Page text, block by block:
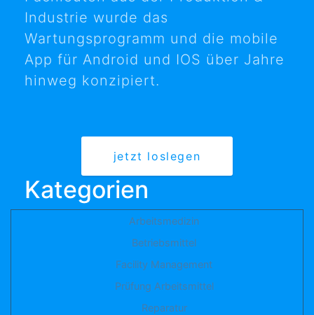
Industrie wurde das
Wartungsprogramm und die mobile
App für Android und IOS über Jahre
hinweg konzipiert.
jetzt loslegen
Kategorien
Arbeitsmedizin
Betriebsmittel
Facility Management
Prüfung Arbeitsmittel
Reparatur